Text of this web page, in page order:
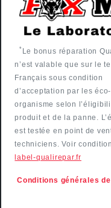
* Le bonus réparation
n’est valable que sur le
Français sous condition
d’acceptation par les éco-
organisme selon
produit et de la panne.
est testée en point de
techniciens. Voir
label-qualirepar.fr
Conditions générales de